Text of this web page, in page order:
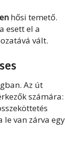
hősi temető.
esett el a
vált.
Az út
számára:
van zárva egy